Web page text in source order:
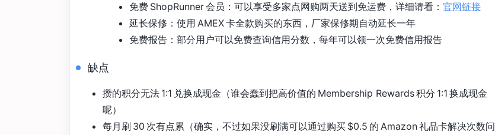
免费 ShopRunner 会员：可以享受多家点网购两天送到免运费，详细请看： 官网链接
延长保修：使用 AMEX 卡全款购买的东西，厂家保修期自动延长一年
免费报告：部分用户可以免费查询信用分数，每年可以领一次免费信用报告
缺点
攒的积分无法 1:1 兑换成现金（谁会蠢到把高价值的 Membership Rewards 积分 1:1 换成现金
呢）
每月刷 30 次有点累（确实，不过如果没刷满可以通过购买 $0.5 的 Amazon 礼品卡解决次数问